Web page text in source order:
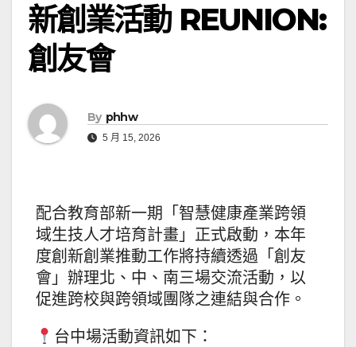
新創業活動 REUNION:
創友會
By phhw
5 月 15, 2026
配合教育部新一期「智慧健康產業跨領
域生技人才培育計畫」正式啟動，本年
度創新創業推動工作將持續透過「創友
會」辦理北、中、南三場交流活動，以
促進跨校與跨領域團隊之連結與合作。
台中場活動資訊如下：